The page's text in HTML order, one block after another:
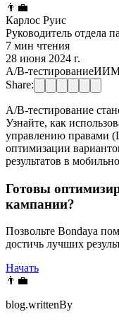
👨‍💼
Карлос Руис
Руководитель отдела
7 мин чтения
28 июня 2024 г.
A/B-тестированиеИИ
Share:
A/B-тестирование
Узнайте, как
управлению правами
оптимизации
результатов в
Готовы
кампании?
Позвольте Bondaya
достичь лучших
Начать
👨‍💼
blog.writtenBy